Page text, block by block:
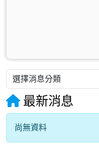
最新消息
尚無資料